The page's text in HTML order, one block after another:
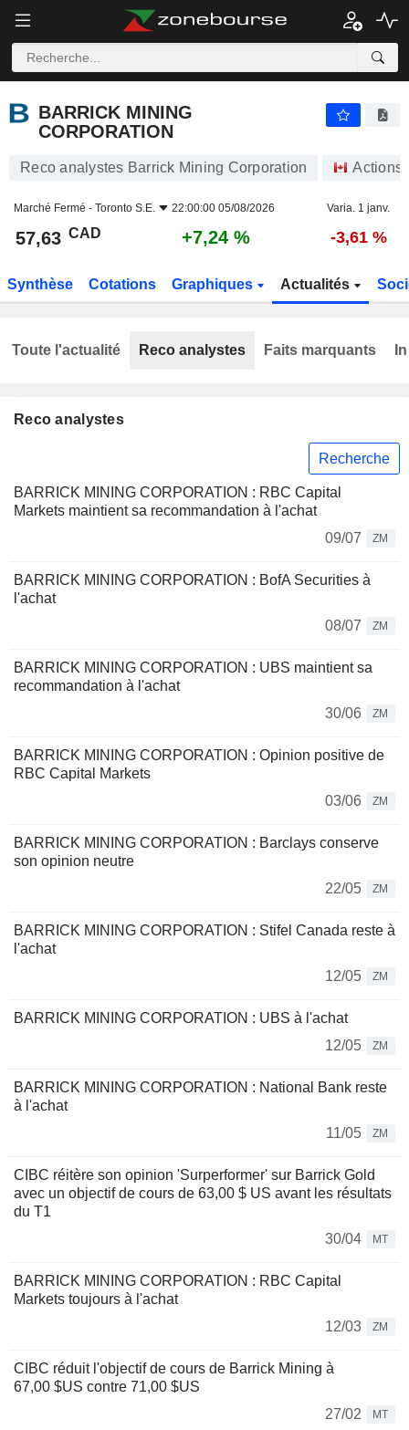
BARRICK MINING
CORPORATION
Reco analystes Barrick Mining Corporation Actions
Marché Fermé - Toronto S.E. 22:00:00 05/08/2026 Varia. 1 janv.
57,63 CAD +7,24 % -3,61 %
Synthèse Cotations Graphiques Actualités
Reco analystes
Recherche
BARRICK MINING CORPORATION : RBC Capital
Markets maintient sa recommandation à l'achat
09/07
ZM
BARRICK MINING CORPORATION : BofA Securities à
l'achat
08/07
ZM
BARRICK MINING CORPORATION : UBS maintient sa
recommandation à l'achat
30/06
ZM
BARRICK MINING CORPORATION : Opinion positive de
RBC Capital Markets
03/06
ZM
BARRICK MINING CORPORATION : Barclays conserve
son opinion neutre
22/05
ZM
BARRICK MINING CORPORATION : Stifel Canada reste à
l'achat
12/05
ZM
BARRICK MINING CORPORATION : UBS à l'achat
12/05
ZM
BARRICK MINING CORPORATION : National Bank reste
à l'achat
11/05
ZM
CIBC réitère son opinion 'Surperformer' sur Barrick Gold
avec un objectif de cours de 63,00 $ US avant les résultats
du T1
30/04
MT
BARRICK MINING CORPORATION : RBC Capital
Markets toujours à l'achat
12/03
ZM
CIBC réduit l'objectif de cours de Barrick Mining à
67,00 $US contre 71,00 $US
27/02
MT
Toute l'actualité Reco analystes Faits marquants